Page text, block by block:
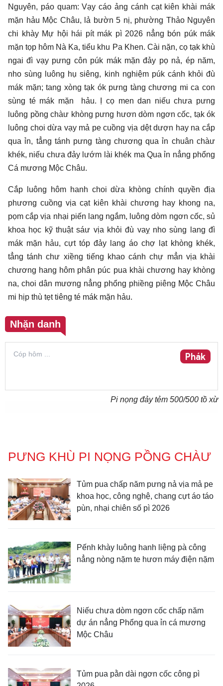
Nguyên, páo quam: Vạy cáo ảng cánh cạt kiên khài mák
mặn hảu Mộc Châu, lả bườn 5 nị, phường Thảo Nguyên
chi khày Mự hội hái pít mák pì 2026 nẳng bón púk mák
mặn tọp hôm Nà Ka, tiểu khu Pa Khen. Cài nặn, cọ tạk khù
ngai đì vạy pưng côn púk mák mặn đảy pọ nả, ép năm,
nho sùng luông hụ siêng, kinh nghiệm púk cánh khỏi đù
mák mặn; tang xòng tạk ók pưng tàng chương mi ca con
sùng té mák mặn hảu. Ị cọ men dan niếu chưa pưng
luông pồng chàư khòng pưng hươn dòm ngơn cốc, tạk ók
luông choi dừa vạy mả pe cuồng vịa dệt dượn hay na cắp
qua ỉn, tẳng tánh pưng tàng chương qua ỉn chuân chàư
khék, niếu chưa đảy lướm lài khék ma Qua ỉn nẳng phổng
Cá mương Mộc Châu.
Cắp luông hôm hanh choi dừa khòng chính quyền địa
phương cuồng vịa cạt kiên khài chương hay khong na,
pọm cắp vịa nhại piến lang ngắm, luông dòm ngơn cốc, sủ
khoa học kỹ thuật sáư vịa khỏi đù vaỵ nho sùng lang đì
mák mặn hảu, cựt tóp đảy lang áo chợ lạt khòng khék,
tẳng tánh chư xiềng tiếng khao cánh chự mẳn vịa khài
chương hang hôm phân púc pua khài chương hay khòng
na, choi dân mương nẳng phổng phiềng piêng Mộc Châu
mi hịp thù tẹt tiêng té mák mặn hảu.
Nhặn danh
Phák
Pi nọng đảy tẻm 500/500 tồ xừ
PƯNG KHÙ PI NỌNG PỒNG CHÀƯ
Tủm pua chấp năm pưng nả vịa mả pe
khoa học, công nghệ, chang cựt áo táo
pùn, nhại chiên số pì 2026
Pếnh khày luông hanh liệng pà công
nẳng nòng nặm te hươn máy điện nặm
Niếu chưa dòm ngơn cốc chấp năm
dự án nẳng Phổng qua ỉn cá mương
Mộc Châu
Tủm pua pằn dài ngơn cốc công pì